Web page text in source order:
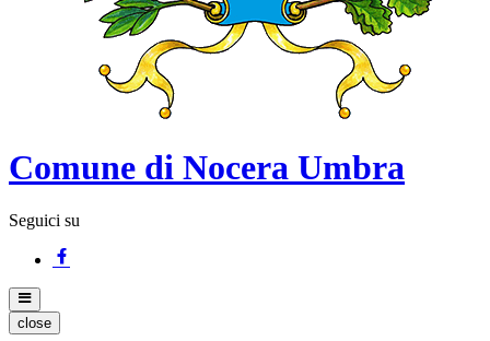
Comune di Nocera Umbra
Seguici su
close